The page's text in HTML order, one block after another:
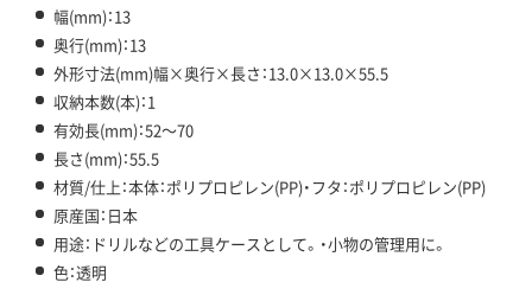
幅(mm)：13
奥行(mm)：13
外形寸法(mm)幅×奥行×長さ：13.0×13.0×55.5
収納本数(本)：1
有効長(mm)：52～70
長さ(mm)：55.5
材質/仕上：本体：ポリプロピレン(PP)・フタ：ポリプロピレン(PP)
原産国：日本
用途：ドリルなどの工具ケースとして。・小物の管理用に。
色：透明